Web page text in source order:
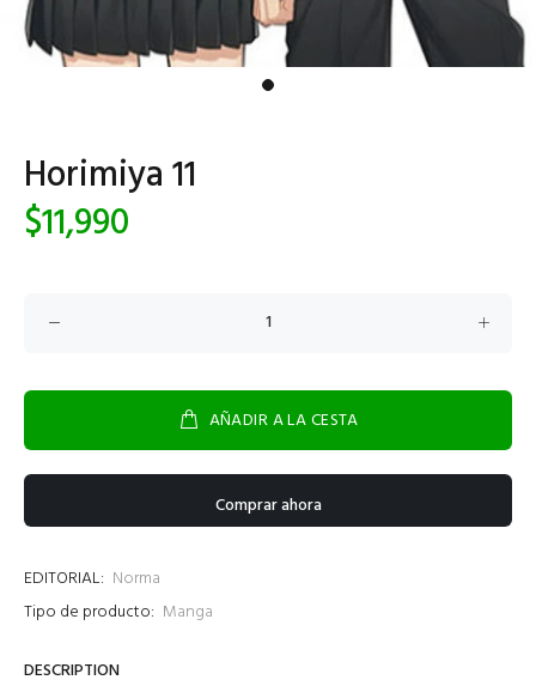
Horimiya 11
$11,990
AÑADIR A LA CESTA
Comprar ahora
EDITORIAL: Norma
Tipo de producto: Manga
DESCRIPTION